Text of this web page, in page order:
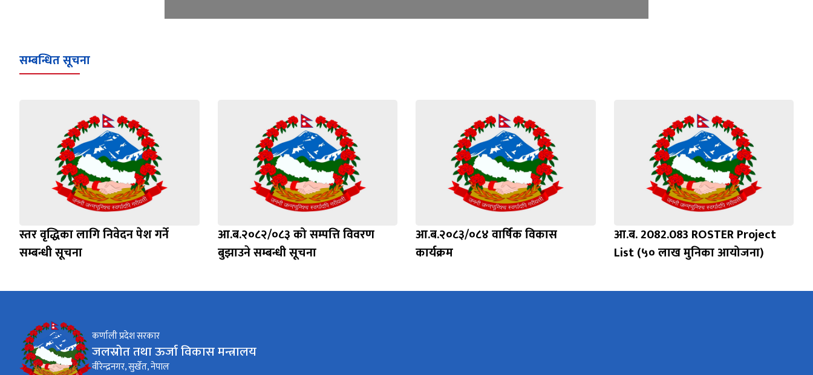
सम्बन्धित सूचना
स्तर वृद्धिका लागि निवेदन पेश गर्ने
सम्बन्धी सूचना
आ.ब.२०८२/०८३ को सम्पत्ति विवरण
बुझाउने सम्बन्धी सूचना
आ.ब.२०८३/०८४ वार्षिक विकास
कार्यक्रम
आ.ब. 2082.083 ROSTER Project
List (५० लाख मुनिका आयोजना)
कर्णाली प्रदेश सरकार
जलस्रोत तथा ऊर्जा विकास मन्त्रालय
वीरेन्द्रनगर, सुर्खेत, नेपाल